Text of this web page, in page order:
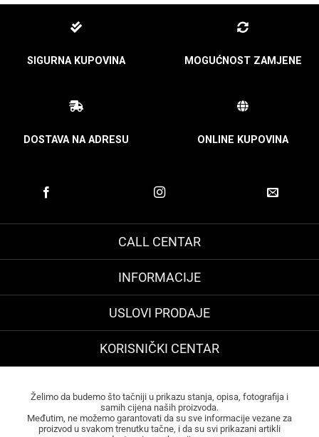
SIGURNA KUPOVINA MOGUĆNOST ZAMJENE
DOSTAVA NA ADRESU ONLINE KUPOVINA
CALL CENTAR
INFORMACIJE
USLOVI PRODAJE
KORISNIČKI CENTAR
Želimo da budemo što tačniji u prikazu stanja, opisa, fotografija i
samih cijena naših proizvoda.
Međutim, ne možemo garantovati da su sve informacije vezane za
proizvod u svakom trenutku tačne, i da su svi prikazani artikli